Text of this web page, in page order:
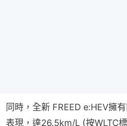
同時，全新 FREED e:HEV擁
表現，達26.5km/L (按WLTC